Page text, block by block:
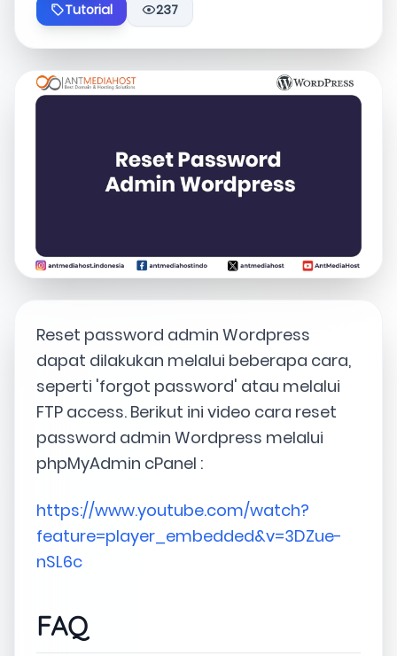
Tutorial
237
Reset password admin Wordpress
dapat dilakukan melalui beberapa cara,
seperti 'forgot password' atau melalui
FTP access. Berikut ini video cara reset
password admin Wordpress melalui
phpMyAdmin cPanel :
https://www.youtube.com/watch?
feature=player_embedded&v=3DZue-
nSL6c
FAQ